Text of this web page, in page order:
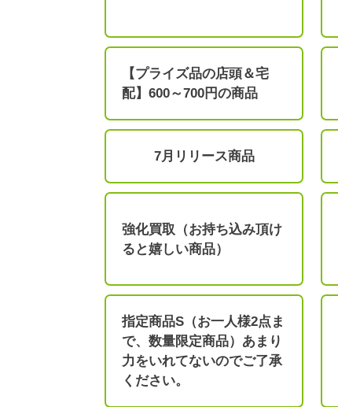
【プライズ品の店頭＆宅
配】600～700円の商品
7月リリース商品
強化買取（お持ち込み頂け
ると嬉しい商品）
指定商品S（お一人様2点ま
で、数量限定商品）あまり
力をいれてないのでご了承
ください。